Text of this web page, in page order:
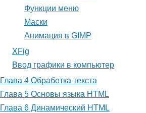
Функции меню
Маски
Анимация в GIMP
XFig
Ввод графики в компьютер
Глава 4 Обработка текста
Глава 5 Основы языка HTML
Глава 6 Динамический HTML